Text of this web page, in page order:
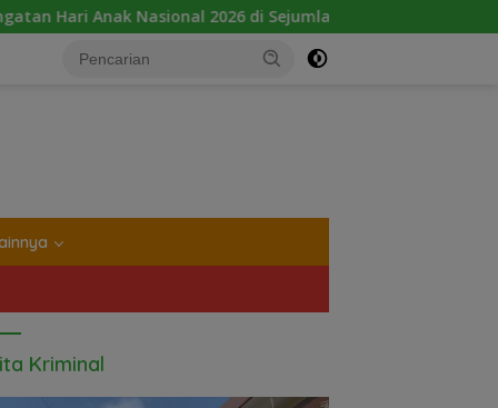
di Sejumlah Sekolah Belum Sesuai Imbauan
Kriminal